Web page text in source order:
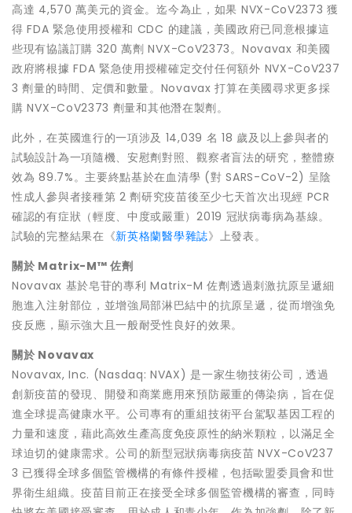
高達 4,570 萬美元的資金。迄今為止，如果 NVX-CoV2373 獲
得 FDA 緊急使用授權和 CDC 的建議，美國政府已同意根據這
些現有協議訂購 320 萬劑 NVX-CoV2373。Novavax 和美國
政府將根據 FDA 緊急使用授權確定交付任何額外 NVX-CoV237
3 劑量的時間、定價和數量。Novavax 打算在美國尋求更多採
購 NVX-CoV2373 劑量和其他潛在製劑。
此外，在英國進行的一項涉及 14,039 名 18 歲及以上參與者的
試驗設計為一項隨機、安慰劑對照、觀察者盲法的研究，整體療
效為 89.7%。主要終點基於在血清學 (對 SARS-CoV-2) 呈陰
性成人參與者接種第 2 劑研究疫苗後至少七天首次出現經 PCR
確認的有症狀（輕度、中度或嚴重）2019 冠狀病毒病為基線。
試驗的完整結果在《新英格蘭醫學雜誌》上發表。
關於 Matrix-M™佐劑
Novavax 基於皂苷的專利 Matrix-M 佐劑透過刺激抗原呈遞細
胞進入注射部位，並增強局部淋巴結中的抗原呈遞，從而增強免
疫反應，顯示強大且一般耐受性良好的效果。
關於 Novavax
Novavax, Inc. (Nasdaq: NVAX) 是一家生物技術公司，透過
創新疫苗的發現、開發和商業應用來預防嚴重的傳染病，旨在促
進全球提高健康水平。公司專有的重組技術平台駕馭基因工程的
力量和速度，藉此高效生產高度免疫原性的納米顆粒，以滿足全
球迫切的健康需求。公司的新型冠狀病毒病疫苗 NVX-CoV237
3 已獲得全球多個監管機構的有條件授權，包括歐盟委員會和世
界衛生組織。疫苗目前正在接受全球多個監管機構的審查，同時